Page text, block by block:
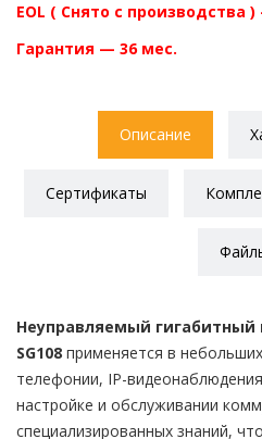
EOL ( Снято с производства )
Гарантия — 36 мес.
Описание
Сертификаты
Неуправляемый гигабитный
SG108 применяется в
телефонии, IP-
настройке и обслуживании
специализированных знаний,